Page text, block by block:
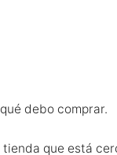
debo comprar.
que está